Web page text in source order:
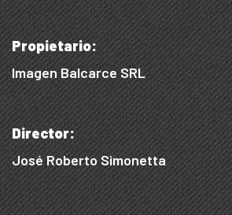
Propietario:
Imagen Balcarce SRL
Director:
José Roberto Simonetta